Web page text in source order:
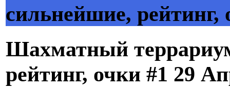
сильнейшие, рейтинг,
Шахматный
рейтинг, очки #1 29